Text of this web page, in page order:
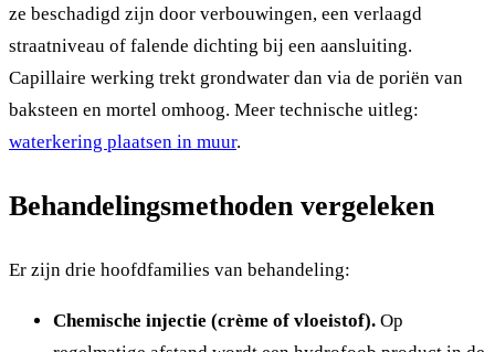
ze beschadigd zijn door verbouwingen, een verlaagd
straatniveau of falende dichting bij een aansluiting.
Capillaire werking trekt grondwater dan via de poriën van
baksteen en mortel omhoog. Meer technische uitleg:
waterkering plaatsen in muur.
Behandelingsmethoden vergeleken
Er zijn drie hoofdfamilies van behandeling:
Chemische injectie (crème of vloeistof). Op